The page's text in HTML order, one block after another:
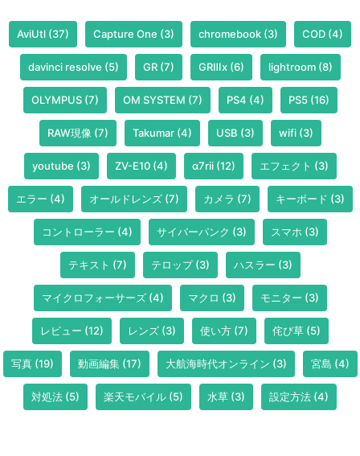
AviUtl (37) Capture One (3) chromebook (3) COD (4)
davinci resolve (5) GR(7) GRⅢx(6) lightroom(8)
OLYMPUS(7) OM SYSTEM (7) PS4 (4) PS5(16)
RAW現像 (7) Takumar(4) USB (3) wifi(3)
youtube (3) ZV-E10(4) α7rii(12) エフェクト (3)
エラー (4) オールドレンズ(7) カメラ (7) キーボード (3)
コントローラー (4) サイバーパンク (3) スマホ (3)
テキスト (7) テロップ(3) ハスラー (3)
マイクロフォーサーズ(4) マクロ (3) モニター (3)
レビュー (12) レンズ(3) 使い方(7) 侘び草(5)
写真(19) 動画編集(17) 大航海時代オンライン (3) 宮島 (4)
対処法 (5) 楽天モバイル (5) 水草 (3) 設定方法 (4)